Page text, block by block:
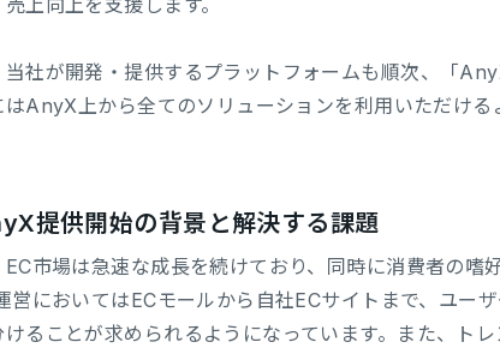
上向上を支援します。
当社が開発・提供するプラットフォームも順次、「
AnyX上から全てのソリューションを利用いただける
提供開始の背景と解決する課題
EC市場は急速な成長を続けており、同時に消費者の嗜
営においてはECモールから自社ECサイトまで、ユー
けることが求められるようになっています。また、ト